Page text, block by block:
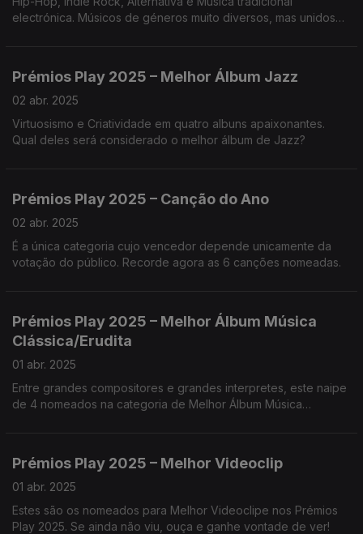
electrónica. Músicos de géneros muito diversos, mas unidos
Prémios Play 2025 – Melhor Álbum Jazz
02 abr. 2025
Virtuosismo e Criatividade em quatro albuns apaixonantes.
Qual deles será considerado o melhor álbum de Jazz?
Prémios Play 2025 – Canção do Ano
02 abr. 2025
É a única categoria cujo vencedor depende unicamente da
votação do público. Recorde agora as 6 canções nomeadas.
Prémios Play 2025 – Melhor Álbum Música
Clássica/Erudita
01 abr. 2025
Entre grandes compositores e grandes interpretes, este naipe
de 4 nomeados na categoria de Melhor Álbum Música
Prémios Play 2025 – Melhor Videoclip
01 abr. 2025
Estes são os nomeados para Melhor Videoclipe nos Prémios
Play 2025. Se ainda não viu, ouça e ganhe vontade de ver!